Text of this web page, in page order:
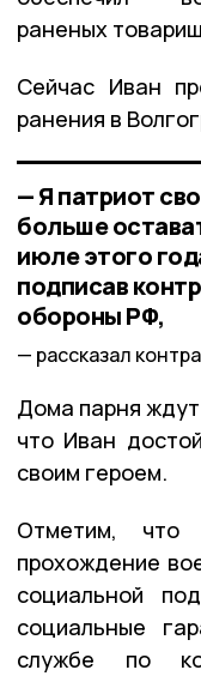
раненых
Сейчас Иван
ранения в
— Я патриот
больше
июле этого
подписав
обороны РФ,
рассказал
Дома парня
что Иван
своим героем.
Отметим, что
прохождение
социальной
социальные
службе по